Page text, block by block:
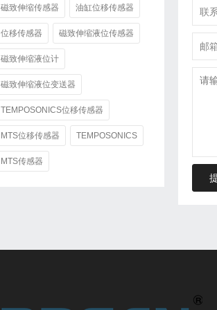
磁致伸缩传感器 油缸位移传感器
位移传感器 磁致伸缩液位传感器
磁致伸缩液位计
磁致伸缩液位变送器
TEMPOSONICS位移传感器
MTS位移传感器 TEMPOSONICS
MTS传感器